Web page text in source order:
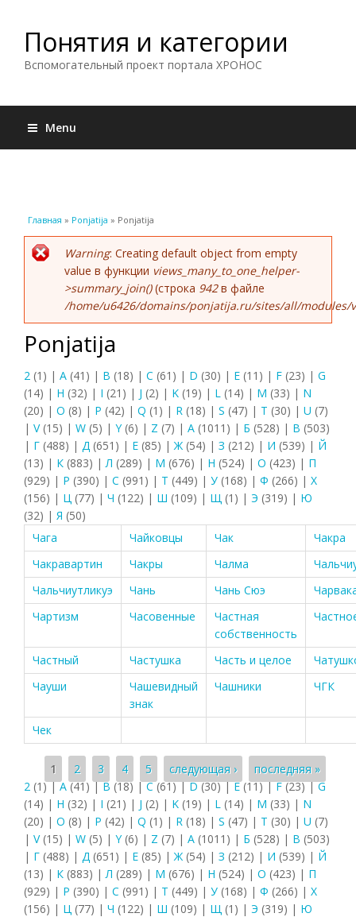
Понятия и категории
Вспомогательный проект портала ХРОНОС
Menu
Вы здесь
Главная » Ponjatija » Ponjatija
Сообщение об ошибке
Warning: Creating default object from empty
value в функции views_many_to_one_helper-
>summary_join()(строка 942в файле
/home/u6426/domains/ponjatija.ru/sites/all/modules/
Ponjatija
2 (1) | A (41) | B (18) | C (61) | D (30) | E (11) | F (23) | G
(14) | H (32) | I (21) | J (2) | K (19) | L (14) | M (33) | N
(20) | O (8) | P (42) | Q (1) | R (18) | S (47) | T (30) | U (7)
| V(15) | W (5) | Y(6) | Z (7) | А (1011) | Б (528) | В (503)
| Г (488) | Д (651) | Е (85) | Ж (54) | З (212) | И (539) | Й
(13) | К (883) | Л (289) | М (676) | Н (524) | О (423) | П
(929) | Р (390) | С (991) | Т (449) | У (168) | Ф (266) | Х
(156) | Ц (77) | Ч (122) | Ш (109) | Щ (1) | Э (319) | Ю
(32) | Я (50)
Чага
Чайковцы Чак
Чакра
Чакравартин
Чакры Чалма
Чальчиутликуэ
Чань Чань Сюэ
Чартизм
Часовенные
Частная
собственность
Частный Частушка Часть и целое
Чауши
Чашевидный
знак
Чашники ЧГК
Чек
Страницы
1 2 3 4 5 следующая ›
последняя »
2 (1)|A(41)|B (18) |C(61)|D(30)|E(11)|F(23)|G
(14) | H (32) | I (21) | J (2) | K (19) | L (14) | M (33) | N
(20) | O (8) | P (42) | Q (1) | R (18) | S (47) | T (30) | U (7)
| V(15) | W (5) | Y(6) | Z (7) | А (1011) | Б (528) | В (503)
| Г (488) | Д (651) | Е (85) | Ж (54) | З (212) | И (539) | Й
(13) | К (883) | Л (289) | М (676) | Н (524) | О (423) | П
(929) | Р (390) | С (991) | Т (449) | У (168) | Ф (266) | Х
(156) | Ц (77) | Ч (122) | Ш (109) | Щ (1) | Э (319) | Ю